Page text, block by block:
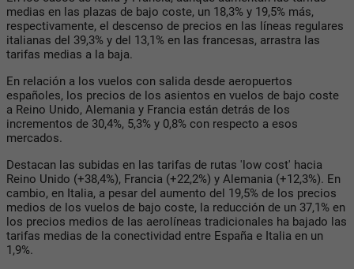
medias en las plazas de bajo coste, un 18,3% y 19,5% más,
respectivamente, el descenso de precios en las líneas regulares
italianas del 39,3% y del 13,1% en las francesas, arrastra las
tarifas medias a la baja.
En relación a los vuelos con salida desde aeropuertos
españoles, los precios de los asientos en vuelos de bajo coste
a Reino Unido, Alemania y Francia están detrás de los
incrementos de 30,4%, 5,3% y 0,8% con respecto a esos
mercados.
Destacan las subidas en las tarifas de rutas 'low cost' hacia
Reino Unido (+38,4%), Francia (+22,2%) y Alemania (+12,3%). En
cambio, en Italia, a pesar del aumento del 19,5% de los precios
medios de los vuelos de bajo coste, la reducción de un 37,1% en
los precios medios de las aerolíneas tradicionales ha bajado las
tarifas medias de la conectividad entre España e Italia en un
1,9%.